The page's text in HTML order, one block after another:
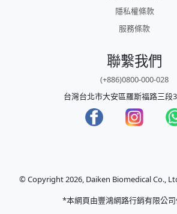
隱私權條款
服務條款
聯繫我們
(+886)0800-000-028
台灣台北市大安區羅斯福路三段
© Copyright 2026, Daiken Biomedical Co.,
*本網頁由豐鴻網路行銷有限公